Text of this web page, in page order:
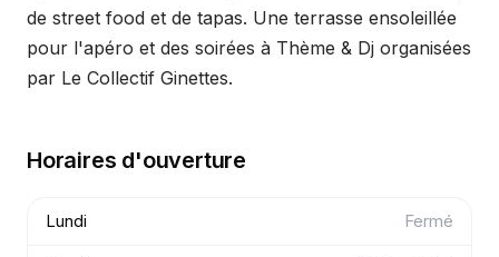
de street food et de tapas. Une terrasse ensoleillée
pour l'apéro et des soirées à Thème & Dj organisées
par Le Collectif Ginettes.
Horaires d'ouverture
Lundi Fermé